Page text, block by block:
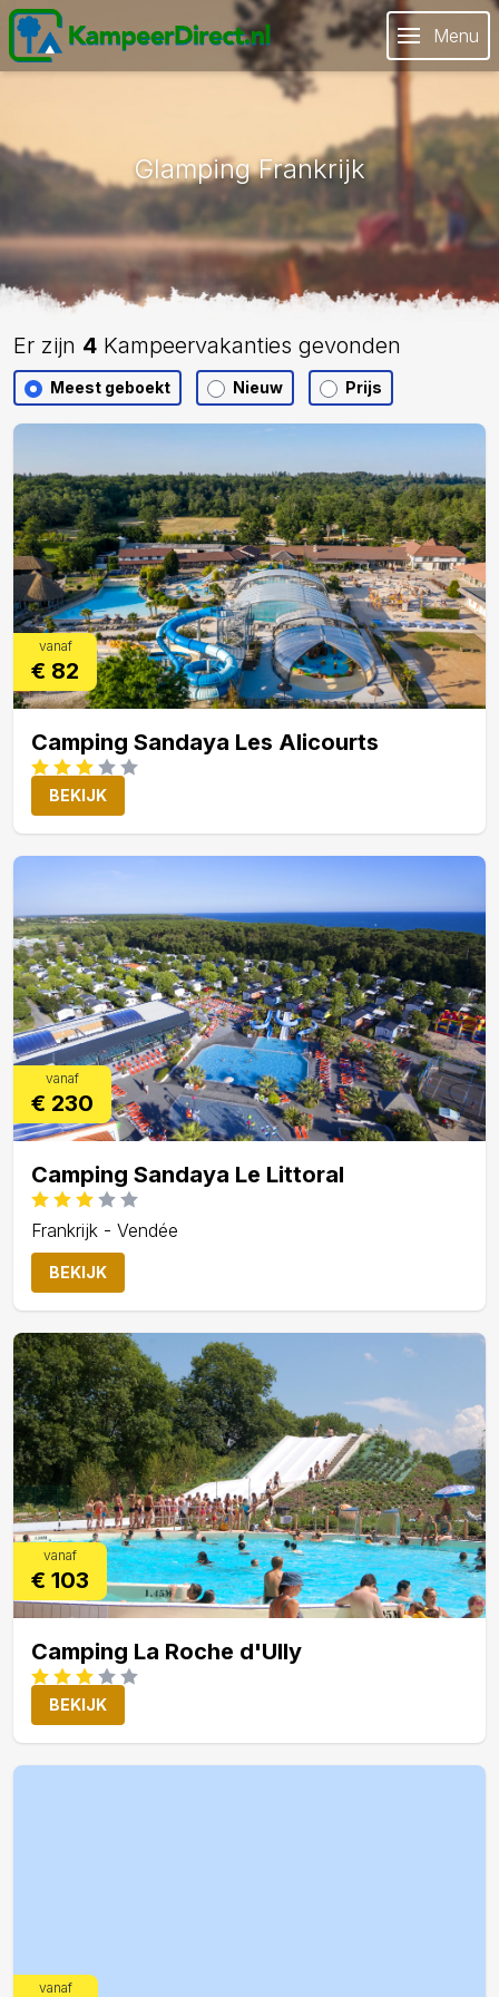
Menu
Glamping Frankrijk
Er zijn 4 Kampeervakanties gevonden
Meest geboekt Nieuw Prijs
vanaf
€ 82
Camping Sandaya Les Alicourts
BEKIJK
vanaf
€ 230
Camping Sandaya Le Littoral
Frankrijk - Vendée
BEKIJK
vanaf
€ 103
Camping La Roche d'Ully
BEKIJK
vanaf